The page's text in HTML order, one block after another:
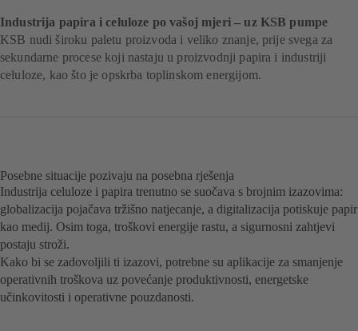
Industrija papira i celuloze po vašoj mjeri – uz KSB pumpe
KSB nudi široku paletu proizvoda i veliko znanje, prije svega za
sekundarne procese koji nastaju u proizvodnji papira i industriji
celuloze, kao što je opskrba toplinskom energijom.
Posebne situacije pozivaju na posebna rješenja
Industrija celuloze i papira trenutno se suočava s brojnim izazovima:
globalizacija pojačava tržišno natjecanje, a digitalizacija potiskuje papir
kao medij. Osim toga, troškovi energije rastu, a sigurnosni zahtjevi
postaju stroži.
Kako bi se zadovoljili ti izazovi, potrebne su aplikacije za smanjenje
operativnih troškova uz povećanje produktivnosti, energetske
učinkovitosti i operativne pouzdanosti.